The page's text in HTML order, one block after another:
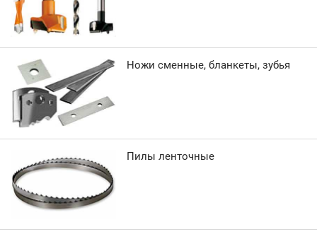
Ножи сменные, бланкеты, зубья
Пилы ленточные